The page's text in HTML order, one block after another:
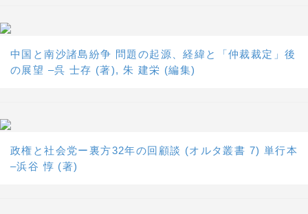
中国と南沙諸島紛争 問題の起源、経緯と「仲裁裁定」後
の展望 –呉 士存 (著), 朱 建栄 (編集)
政権と社会党ー裏方32年の回顧談 (オルタ叢書 7) 単行本
–浜谷 惇 (著)